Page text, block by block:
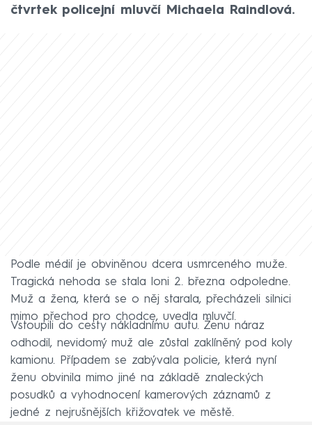
čtvrtek policejní mluvčí Michaela Raindlová.
Podle médií je obviněnou dcera usmrceného muže.
Tragická nehoda se stala loni 2. března odpoledne.
Muž a žena, která se o něj starala, přecházeli silnici
mimo přechod pro chodce, uvedla mluvčí.
Vstoupili do cesty nákladnímu autu. Ženu náraz
odhodil, nevidomý muž ale zůstal zaklíněný pod koly
kamionu. Případem se zabývala policie, která nyní
ženu obvinila mimo jiné na základě znaleckých
posudků a vyhodnocení kamerových záznamů z
jedné z nejrušnějších křižovatek ve městě.